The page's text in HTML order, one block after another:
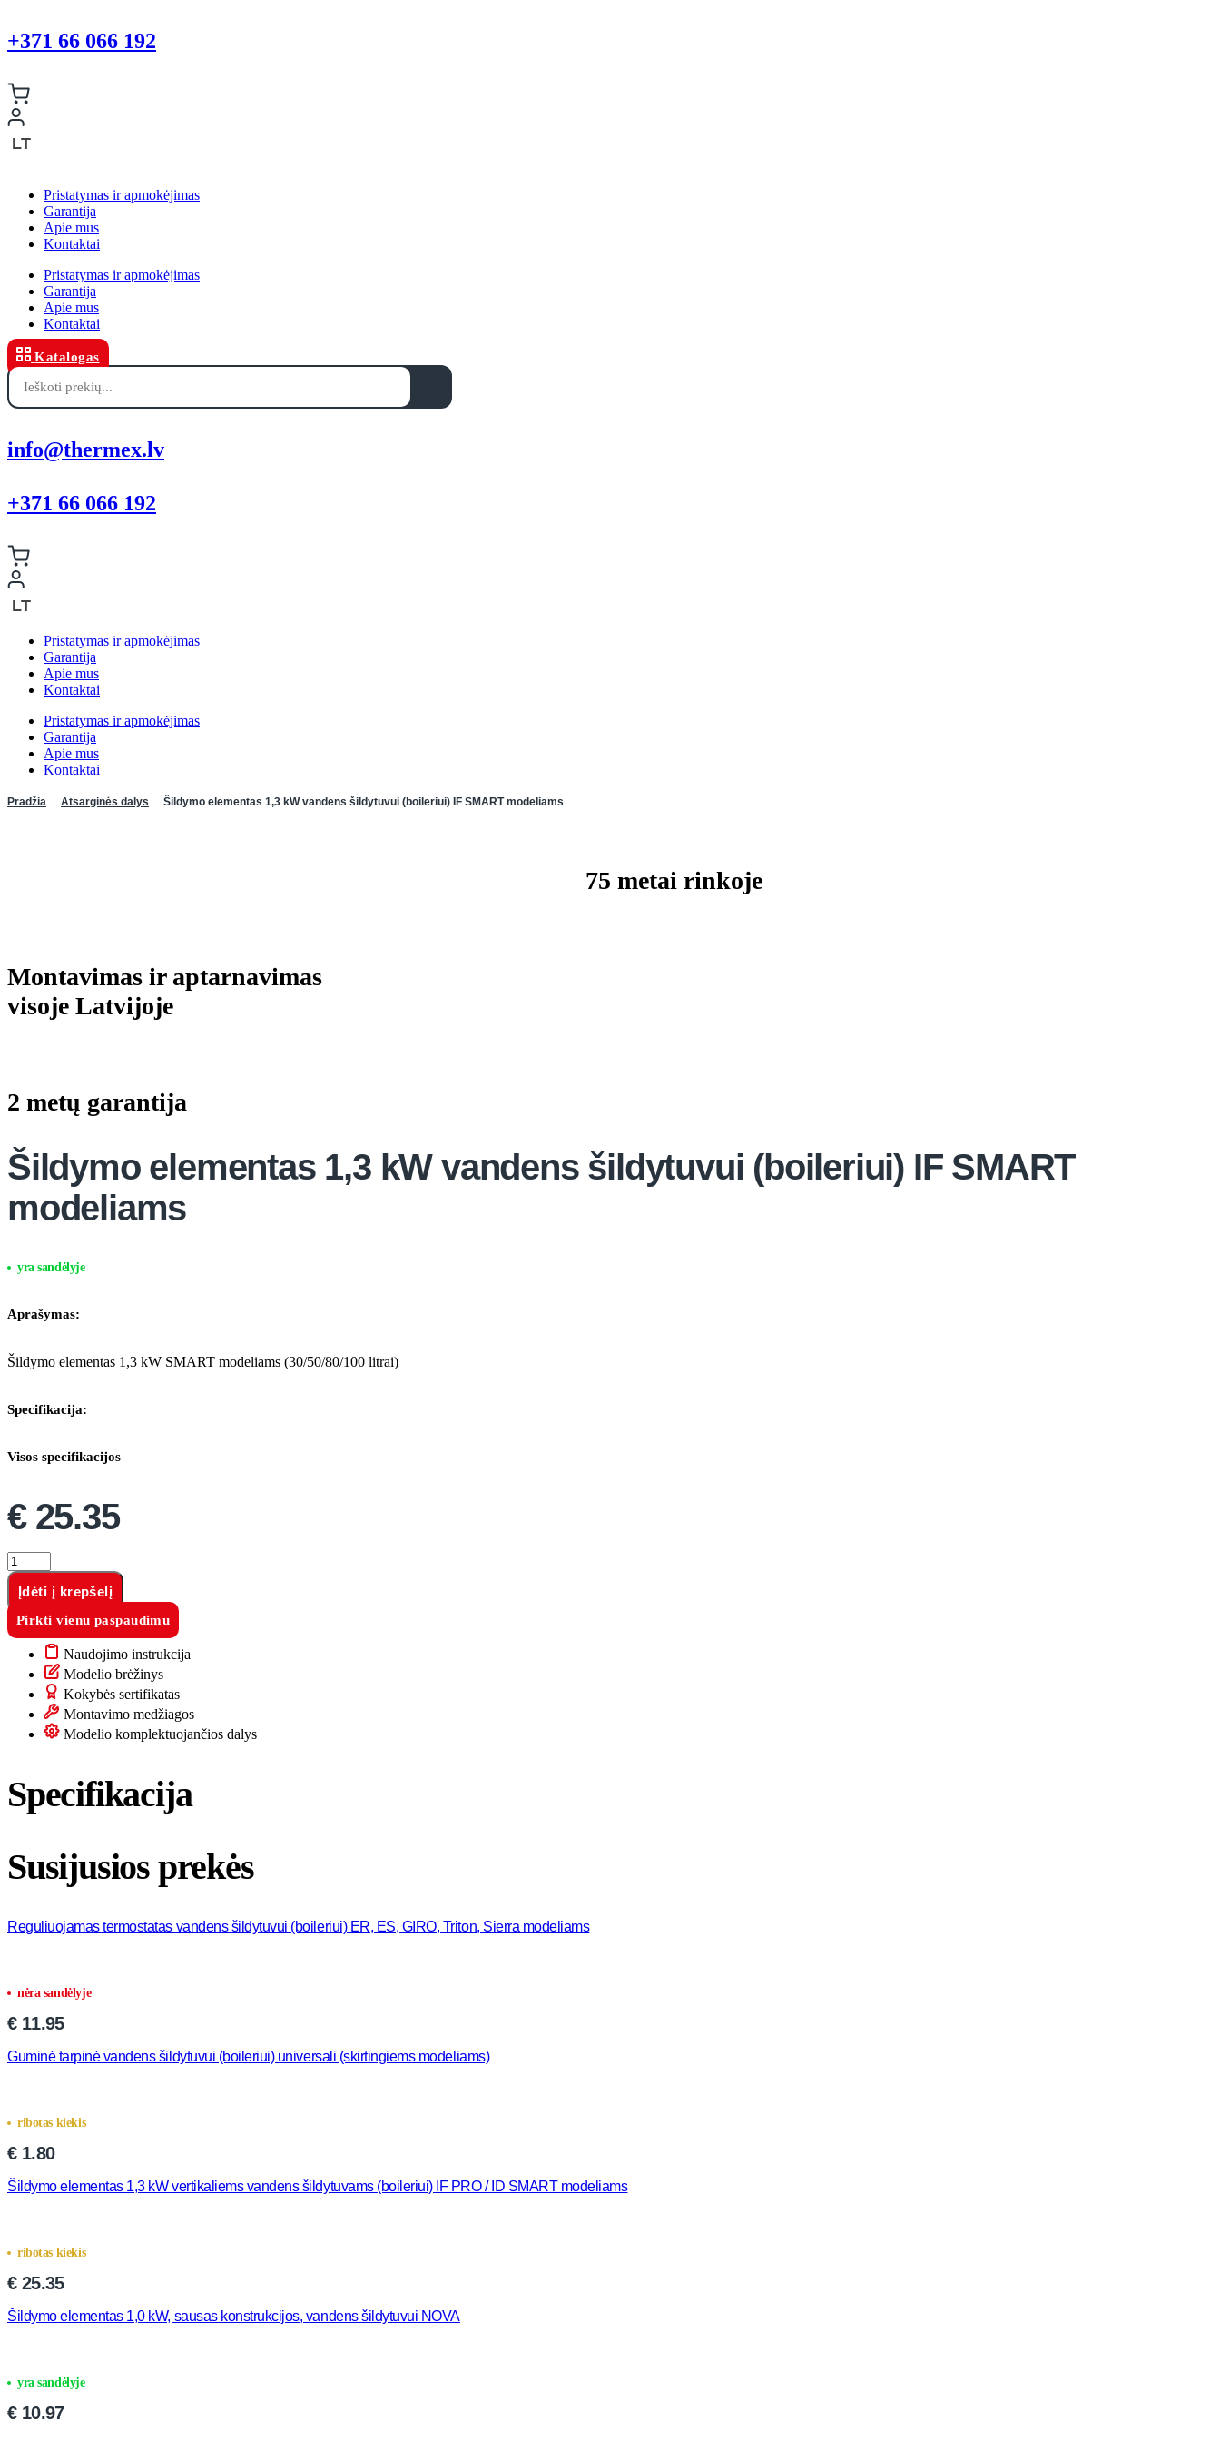
+371 66 066 192
LT
Pristatymas ir apmokėjimas
Garantija
Apie mus
Kontaktai
Pristatymas ir apmokėjimas
Garantija
Apie mus
Kontaktai
Katalogas
Products
search
info@thermex.lv
+371 66 066 192
LT
Pristatymas ir apmokėjimas
Garantija
Apie mus
Kontaktai
Pristatymas ir apmokėjimas
Garantija
Apie mus
Kontaktai
Pradžia Atsarginės dalys Šildymo elementas 1,3 kW vandens šildytuvui (boileriui) IF SMART modeliams
75 metai rinkoje
Montavimas ir aptarnavimas
visoje Latvijoje
2 metų garantija
Šildymo elementas 1,3 kW vandens šildytuvui (boileriui) IF SMART
modeliams
yra sandėlyje
Aprašymas:
Šildymo elementas 1,3 kW SMART modeliams (30/50/80/100 litrai)
Specifikacija:
Visos specifikacijos
€25.35
produkto
kiekis:
Šildymo
elementas
1,3
kW
vandens
šildytuvui
(boileriui)
SMART
modeliams
Įdėti į krepšelį
Pirkti vienu paspaudimu
Naudojimo instrukcija
Modelio brėžinys
Kokybės sertifikatas
Montavimo medžiagos
Modelio komplektuojančios dalys
Specifikacija
Susijusios prekės
Reguliuojamas termostatas vandens šildytuvui (boileriui) ER, ES, GIRO, Triton, Sierra modeliams
nėra sandėlyje
€11.95
Guminė tarpinė vandens šildytuvui (boileriui) universali (skirtingiems modeliams)
ribotas kiekis
€1.80
Šildymo elementas 1,3 kW vertikaliems vandens šildytuvams (boileriui) IF PRO / ID SMART modeliams
ribotas kiekis
€25.35
Šildymo elementas 1,0 kW, sausas konstrukcijos, vandens šildytuvui NOVA
yra sandėlyje
€10.97